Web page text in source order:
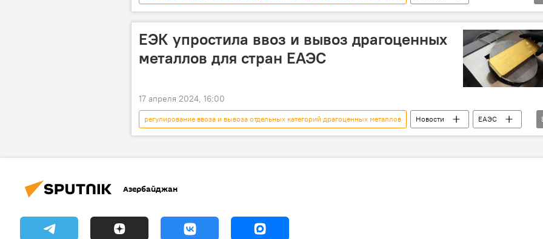
Новости мира
США Китай Запад Экономика
металл
Вооружение
ЕЭК упростила ввоз и вывоз драгоценных
металлов для стран ЕАЭС
17 апреля 2024, 16:00
регулирование ввоза и вывоза отдельных категорий драгоценных металлов Новости
ЕАЭС
Евразийская экономическая комиссия
драгметаллы импорт
экспорт
Азербайджан